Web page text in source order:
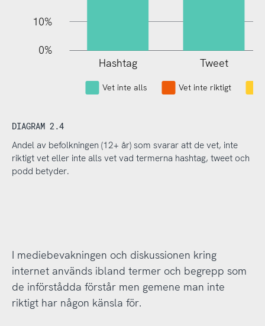
10%
0%
L
Hashtag Tweet
Vet inte alls Vet inte riktigt
DIAGRAM 2.4
Andel av befolkningen (12+ år) som svarar att de vet, inte
riktigt vet eller inte alls vet vad termerna hashtag, tweet och
podd betyder.
I mediebevakningen och diskussionen kring
internet används ibland termer och begrepp som
de införstådda förstår men gemene man inte
riktigt har någon känsla för.